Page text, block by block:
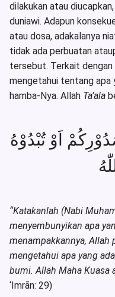
dilakukan atau
duniawi. Adapun
atau dosa, adakalanya
tidak ada perbuatan
tersebut. Terkait dengan
mengetahui tentang apa
hamba-Nya. Allah Ta’ala
اَوْ تُبْدُوْهُ
“Katakanlah (Nabi
menyembunyikan apa
menampakkannya, Allah
mengetahui apa yang
bumi. Allah Maha Kuasa
‘Imrān: 29)